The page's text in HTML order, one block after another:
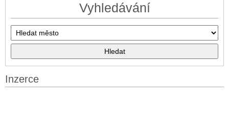
Vyhledávání
Inzerce